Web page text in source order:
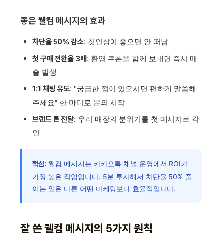
좋은 웰컴 메시지의 효과
차단율 50% 감소: 첫인상이 좋으면 안 떠남
첫 구매 전환율 3배: 환영 쿠폰을 함께 보내면 즉시 매
출 발생
1:1 채팅 유도: "궁금한 점이 있으시면 편하게 말씀해
주세요" 한 마디로 문의 시작
브랜드 톤 전달: 우리 매장의 분위기를 첫 메시지로 각
인
핵심: 웰컴 메시지는 카카오톡 채널 운영에서 ROI가
가장 높은 작업입니다. 5분 투자해서 차단율 50% 줄
이는 일은 다른 어떤 마케팅보다 효율적입니다.
잘 쓴 웰컴 메시지의 5가지 원칙